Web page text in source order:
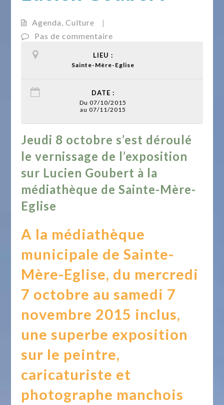
Agenda,Culture
|
Pas de commentaire
LIEU :
Sainte-Mère-Eglise
DATE :
Du 07/10/2015
au 07/11/2015
Jeudi 8 octobre s’est déroulé
le vernissage de l’exposition
sur Lucien Goubert à la
médiathèque de Sainte-Mère-
Eglise
A la médiathèque
municipale de Sainte-
Mère-Eglise, du mercredi
7 octobre au samedi 7
novembre 2015 inclus,
une superbe exposition
sur le peintre,
caricaturiste et
photographe manchois